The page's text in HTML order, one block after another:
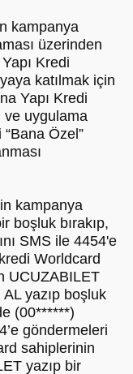
kampanya
üzerinden
Kredi
katılmak için
Yapı Kredi
ve uygulama
Özel”
kampanya
boşluk bırakıp,
SMS ile 4454'e
Worldcard
UCUZABILET
yazıp boşluk
(00******)
göndermeleri
sahiplerinin
yazıp bir